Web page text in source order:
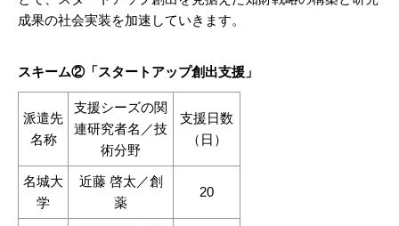
成果の社会実装を加速していきます。
スキーム②「スタートアップ創出支援」
派遣先
名称
支援シーズの関
連研究者名／技
術分野
支援日数
（日）
名城大
学
近藤 啓太／創
薬
20